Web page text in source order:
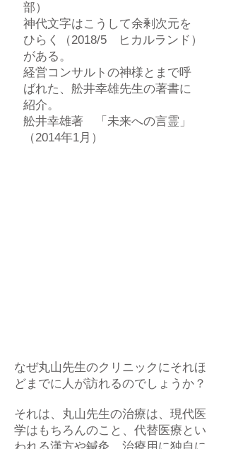
部）
神代文字はこうして余剰次元を
ひらく（2018/5 ヒカルランド）
がある。
経営コンサルトの神様とまで呼
ばれた、舩井幸雄先生の著書に
紹介。
舩井幸雄著 「未来への言霊」
（2014年1月）
なぜ丸山先生のクリニックにそれほ
どまでに人が訪れるのでしょうか？
それは、丸山先生の治療は、現代医
学はもちろんのこと、代替医療とい